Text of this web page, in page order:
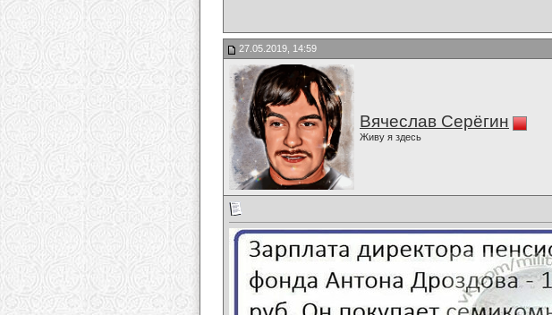
27.05.2019, 14:59
Вячеслав Серёгин
Живу я здесь